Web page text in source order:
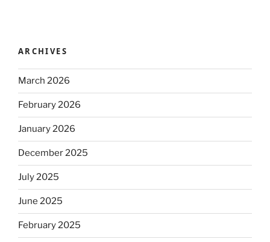
ARCHIVES
March 2026
February 2026
January 2026
December 2025
July 2025
June 2025
February 2025